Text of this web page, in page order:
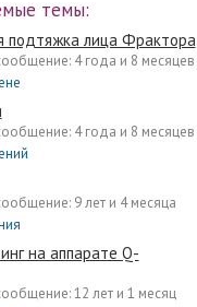
темы:
подтяжка лица Фрактора
4 года и 8 месяцев
4 года и 8 месяцев
9 лет и 4 месяца
на аппарате Q-
12 лет и 1 месяц